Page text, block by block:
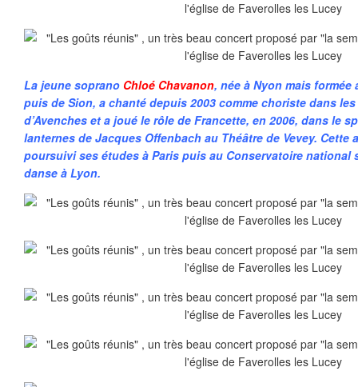
La jeune soprano Chloé Chavanon, née à Nyon mais formée
puis de Sion, a chanté depuis 2003 comme choriste dans
d’Avenches et a joué le rôle de Francette, en 2006, dans le
lanternes de Jacques Offenbach au Théâtre de Vevey. Cette
poursuivi ses études à Paris puis au Conservatoire national
danse à Lyon.